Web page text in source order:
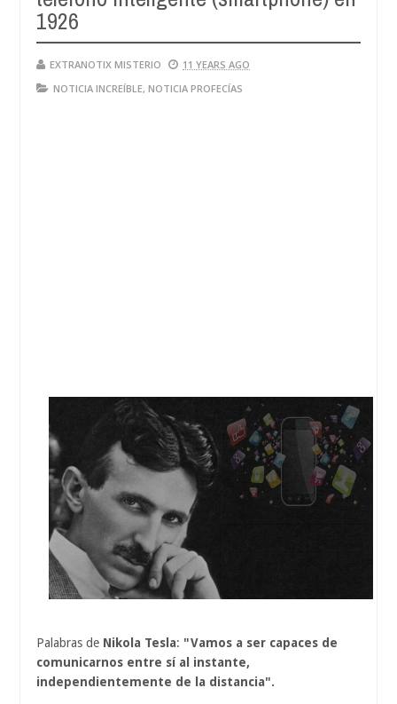
28,
1926
EXTRANOTIX MISTERIO
11 YEARS AGO
NOTICIA INCREÍBLE, NOTICIA PROFECÍAS
Palabras de Nikola Tesla: "Vamos a ser capaces de
comunicarnos entre sí al instante,
independientemente de la distancia".